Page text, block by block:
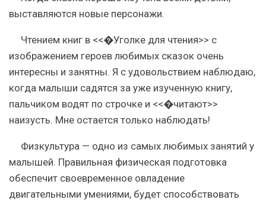
выставляются новые персонажи.
Чтением книг в <<�Уголке для чтения>> с
изображением героев любимых сказок очень
интересны и занятны. Я с удовольствием наблюдаю,
когда малыши садятся за уже изученную книгу,
пальчиком водят по строчке и <<�читают>>
наизусть. Мне остается только наблюдать!
Физкультура — одно из самых любимых занятий у
малышей. Правильная физическая подготовка
обеспечит своевременное овладение
двигательными умениями, будет способствовать